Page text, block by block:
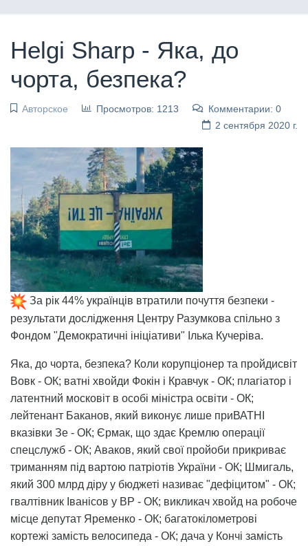
Helgi Sharp - Яка, до
чорта, безпека?
Авторское Просмотров: 1213
Комментарии: 0
2 сентября 2020 г.
За рік 44% українців втратили почуття безпеки -
результати дослідження Центру Разумкова спільно з
Фондом "Демократичні ініціативи" Ілька Кучеріва.
Яка, до чорта, безпека? Коли корупціонер та пройдисвіт
Вовк - ОК; ватні хвойди Фокін і Кравчук - ОК; плагіатор і
латентний московіт в особі міністра освіти - ОК;
лейтенант Баканов, який виконує лише приВАТНІ
вказівки Зе - ОК; Єрмак, що здає Кремлю операції
спецслужб - ОК; Аваков, який свої пройоби прикриває
триманням під вартою патріотів України - ОК; Шмигаль,
який 300 млрд діру у бюджеті називає "дефіцитом" - ОК;
гвалтівник Іванісов у ВР - ОК; викликач хвойд на робоче
місце депутат Яременко - ОК; багатокілометрові
кортежі замість велосипеда - ОК; дача у Кончі замість